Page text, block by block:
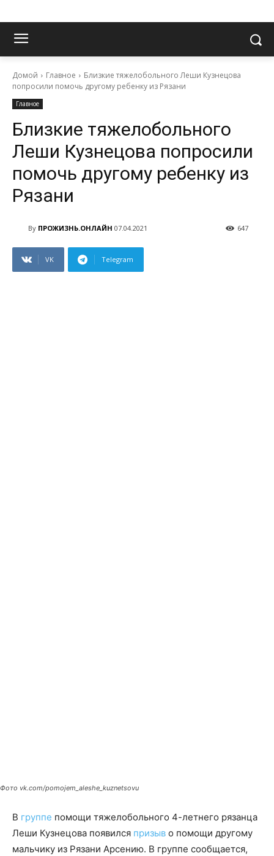
Домой Главное
Близкие тяжелобольного Леши Кузнецова
попросили помочь другому ребенку из Рязани
Главное
Близкие тяжелобольного
Леши Кузнецова попросили
помочь другому ребенку из
Рязани
By ПРОЖИЗНЬ.ОНЛАЙН 07.04.2021 647
VK Telegram
Фото vk.com/pomojem_aleshe_kuznetsovu
В группе помощи тяжелобольного 4-летнего рязанца
Леши Кузнецова появился призыв о помощи другому
мальчику из Рязани Арсению. В группе сообщается,